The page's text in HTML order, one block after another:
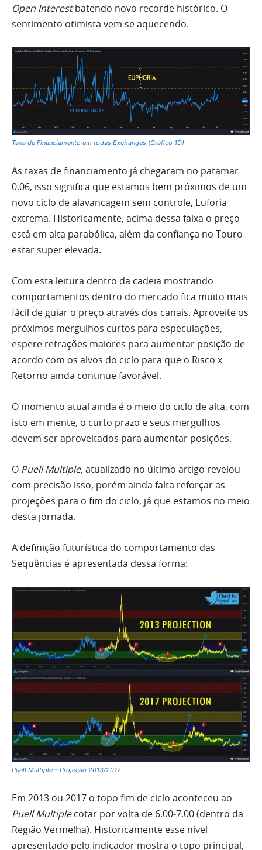
Open Interestbatendo novo recorde histórico. O
sentimento otimista vem se aquecendo.
Taxa de Financiamento em todas Exchanges (Gráfico 1D)
As taxas de financiamento já chegaram no patamar
0.06, isso significa que estamos bem próximos de um
novo ciclo de alavancagem sem controle, Euforia
extrema. Historicamente, acima dessa faixa o preço
está em alta parabólica, além da confiança no Touro
estar super elevada.
Com esta leitura dentro da cadeia mostrando
comportamentos dentro do mercado fica muito mais
fácil de guiar o preço através dos canais. Aproveite os
próximos mergulhos curtos para especulações,
espere retrações maiores para aumentar posição de
acordo com os alvos do ciclo para que o Risco x
Retorno ainda continue favorável.
O momento atual ainda é o meio do ciclo de alta, com
isto em mente, o curto prazo e seus mergulhos
devem ser aproveitados para aumentar posições.
O Puell Multiple, atualizado no último artigo revelou
com precisão isso, porém ainda falta reforçar as
projeções para o fim do ciclo, já que estamos no meio
desta jornada.
A definição futurística do comportamento das
Sequências é apresentada dessa forma:
Puell Multiple – Projeção 2013/2017
Em 2013 ou 2017 o topo fim de ciclo aconteceu ao
Puell Multiplecotar por volta de 6.00-7.00 (dentro da
Região Vermelha). Historicamente esse nível
apresentado pelo indicador mostra o topo principal,